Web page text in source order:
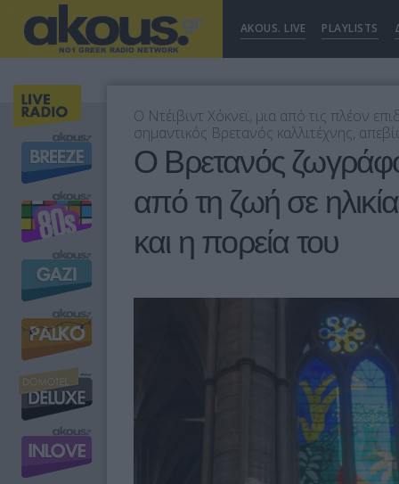
AKOUS. LIVE PLAYLISTS
Ο Ντέιβιντ Χόκνεϊ, μια από τις πλέον
σημαντικός Βρετανός καλλιτέχνης,
Ο Βρετανός
από τη ζωή σε
και η πορεία του